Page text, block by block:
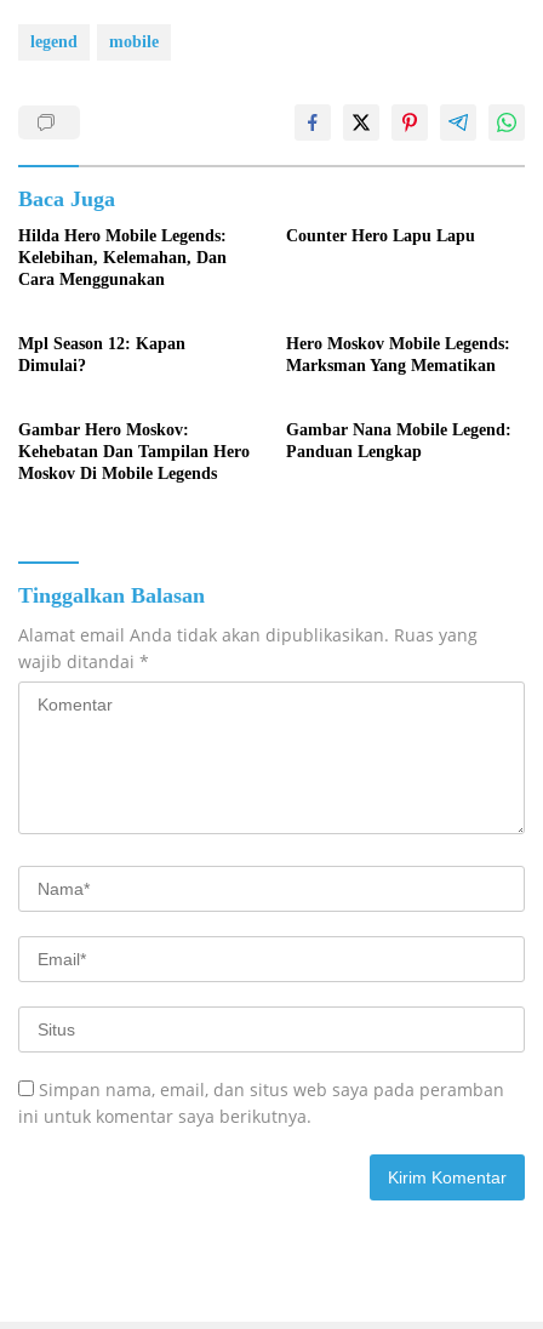
legend mobile
Baca Juga
Hilda Hero Mobile Legends:
Kelebihan, Kelemahan, Dan
Cara Menggunakan
Counter Hero Lapu Lapu
Mpl Season 12: Kapan
Dimulai?
Hero Moskov Mobile Legends:
Marksman Yang Mematikan
Gambar Hero Moskov:
Kehebatan Dan Tampilan Hero
Moskov Di Mobile Legends
Gambar Nana Mobile Legend:
Panduan Lengkap
Tinggalkan Balasan
Alamat email Anda tidak akan dipublikasikan. Ruas yang
wajib ditandai *
Simpan nama, email, dan situs web saya pada peramban
ini untuk komentar saya berikutnya.